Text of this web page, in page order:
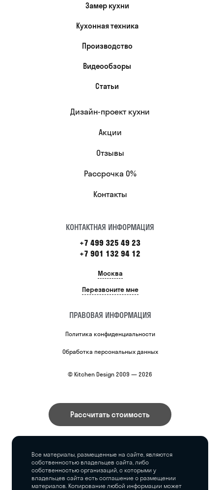
Замер кухни
Кухонная техника
Производство
Видеообзоры
Статьи
Дизайн-проект кухни
Акции
Отзывы
Рассрочка 0%
Контакты
КОНТАКТНАЯ ИНФОРМАЦИЯ
+7 499 325 49 23
+7 901 132 94 12
Москва
Перезвоните мне
ПРАВОВАЯ ИНФОРМАЦИЯ
Политика конфиденциальности
Обработка персональных данных
© Kitchen Design 2009 — 2026
Рассчитать стоимость
Все материалы, размещенные на сайте, являются
собственностью владельцев сайта, либо
собственностью организаций, с которыми у
владельцев сайта есть соглашение о размещении
материалов. Копирование любой информации может